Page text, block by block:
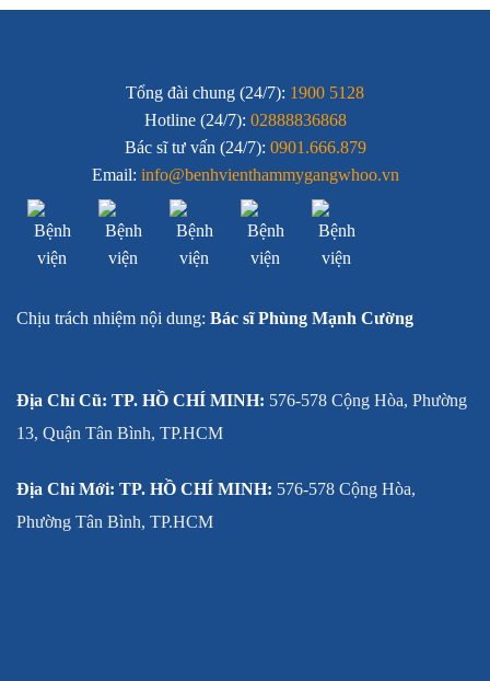
Tổng đài chung (24/7): 1900 5128
Hotline (24/7): 02888836868
Bác sĩ tư vấn (24/7): 0901.666.879
Email: info@benhvienthammygangwhoo.vn
Chịu trách nhiệm nội dung: Bác sĩ Phùng Mạnh Cường
Địa Chỉ Cũ: TP. HỒ CHÍ MINH: 576-578 Cộng Hòa, Phường
13, Quận Tân Bình, TP.HCM
Địa Chỉ Mới: TP. HỒ CHÍ MINH: 576-578 Cộng Hòa,
Phường Tân Bình, TP.HCM